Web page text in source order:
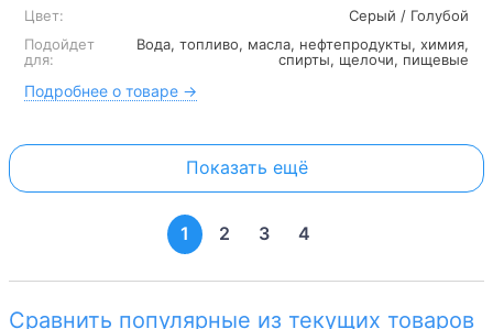
Цвет:
Серый / Голубой
Подойдет
для:
Вода, топливо, масла, нефтепродукты, химия,
спирты, щелочи, пищевые
Подробнее о товаре →
Показать ещё
1 2 3 4
Сравнить популярные из текущих товаров